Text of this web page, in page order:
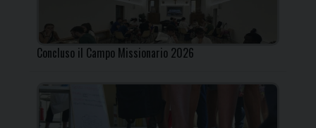
Concluso il Campo Missionario 2026